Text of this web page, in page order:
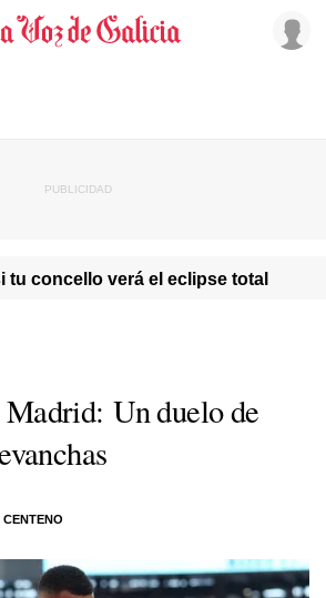
tu concello verá el eclipse total
Un duelo de